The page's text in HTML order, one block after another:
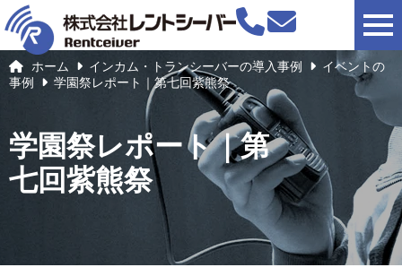
ホーム インカム・トランシーバーの導入事例
イベントの
事例
学園祭レポート｜第七回紫熊祭
学園祭レポート｜第
七回紫熊祭